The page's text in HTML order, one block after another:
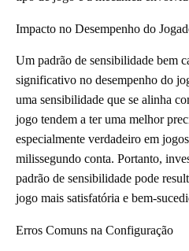
Impacto no Desempenho do
Um padrão de sensibilidade bem
significativo no desempenho do
uma sensibilidade que se alinha
jogo tendem a ter uma melhor
especialmente verdadeiro em
milissegundo conta. Portanto,
padrão de sensibilidade pode
jogo mais satisfatória e bem-
Erros Comuns na Configuração